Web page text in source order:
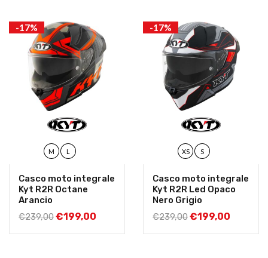
-17%
M L
Casco moto integrale
Kyt R2R Octane
Arancio
€239,00€199,00
-17%
XS S
Casco moto integrale
Kyt R2R Led Opaco
Nero Grigio
€239,00€199,00